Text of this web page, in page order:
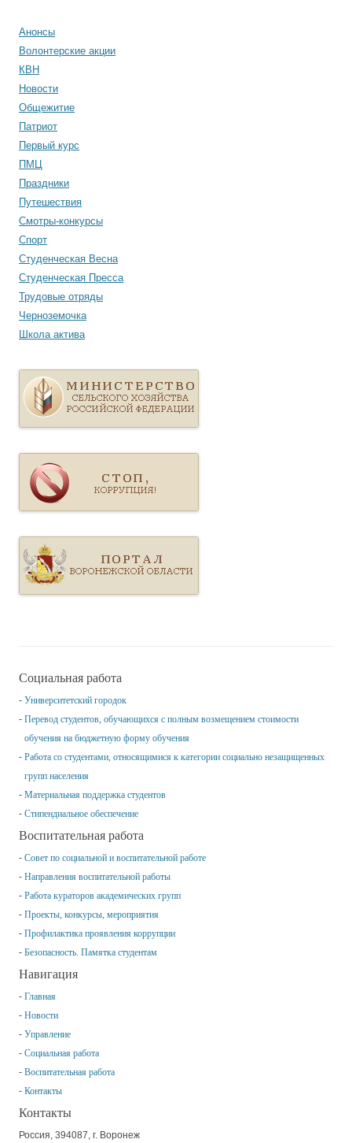
Анонсы
Волонтерские акции
КВН
Новости
Общежитие
Патриот
Первый курс
ПМЦ
Праздники
Путешествия
Смотры-конкурсы
Спорт
Студенческая Весна
Студенческая Пресса
Трудовые отряды
Черноземочка
Школа актива
Социальная работа
Университетский городок
Перевод студентов, обучающихся с полным возмещением стоимости
обучения на бюджетную форму обучения
Работа со студентами, относящимися к категории социально незащищенных
групп населения
Материальная поддержка студентов
Стипендиальное обеспечение
Воспитательная работа
Совет по социальной и воспитательной работе
Направления воспитательной работы
Работа кураторов академических групп
Проекты, конкурсы, мероприятия
Профилактика проявления коррупции
Безопасность. Памятка студентам
Навигация
Главная
Новости
Управление
Социальная работа
Воспитательная работа
Контакты
Контакты
Россия, 394087, г. Воронеж